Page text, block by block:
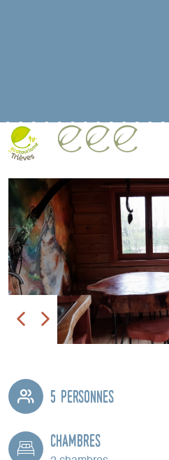
5 personnes
Chambres